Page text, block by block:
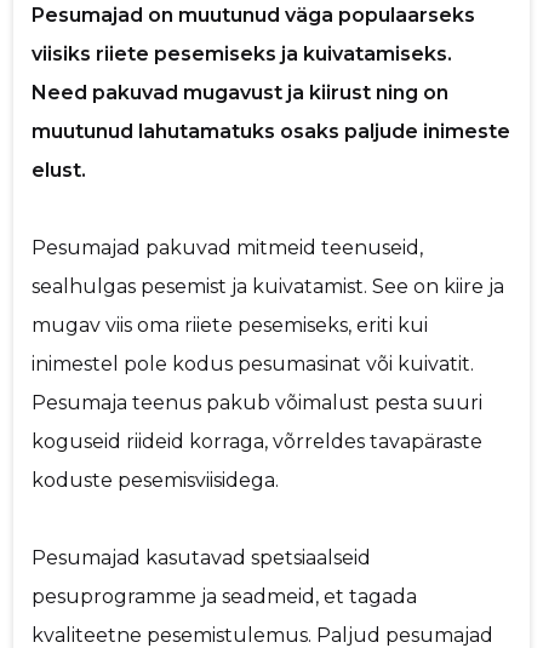
Pesumajad on muutunud väga populaarseks
viisiks riiete pesemiseks ja kuivatamiseks.
Need pakuvad mugavust ja kiirust ning on
muutunud lahutamatuks osaks paljude inimeste
elust.
Pesumajad pakuvad mitmeid teenuseid,
sealhulgas pesemist ja kuivatamist. See on kiire ja
mugav viis oma riiete pesemiseks, eriti kui
inimestel pole kodus pesumasinat või kuivatit.
Pesumaja teenus pakub võimalust pesta suuri
koguseid riideid korraga, võrreldes tavapäraste
koduste pesemisviisidega.
Pesumajad kasutavad spetsiaalseid
pesuprogramme ja seadmeid, et tagada
kvaliteetne pesemistulemus. Paljud pesumajad
Saaja e-mail
Sinu kommentaar